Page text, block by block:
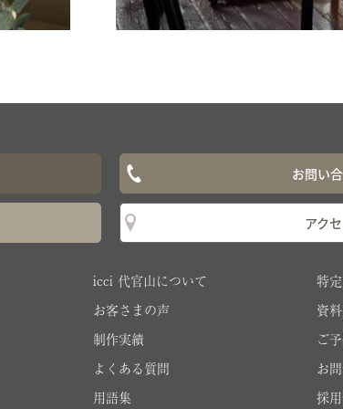
お問い
アク
icci 代官山について
お客さまの声
制作実績
よくある質問
用語集
特
資
ご
お
採